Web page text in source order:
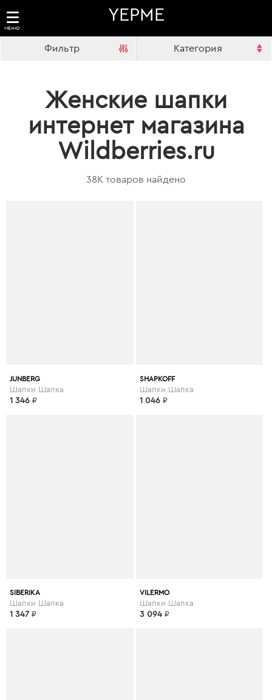
МЕНЮ
YEPME
Фильтр Категория
Женские шапки
интернет магазина
Wildberries.ru
38K товаров найдено
JUNBERG
Шапки Шапка
1 346 ₽
SHAPKOFF
Шапки Шапка
1 046 ₽
SIBERIKA
Шапки Шапка
1 347 ₽
VILERMO
Шапки Шапка
3 094 ₽